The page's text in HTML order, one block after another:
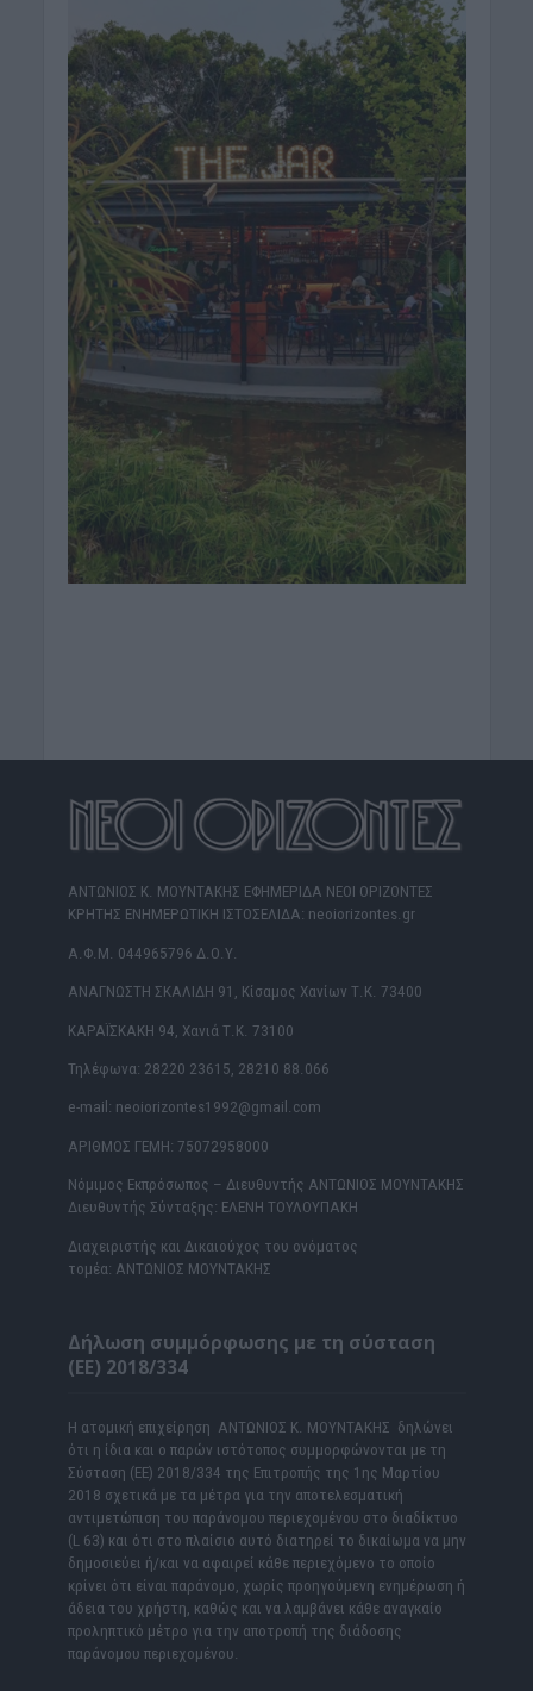
ΑΝΤΩΝΙΟΣ Κ. ΜΟΥΝΤΑΚΗΣ ΕΦΗΜΕΡΙΔΑ ΝΕΟΙ ΟΡΙΖΟΝΤΕΣ
ΚΡΗΤΗΣ ΕΝΗΜΕΡΩΤΙΚΗ ΙΣΤΟΣΕΛΙΔΑ: neoiorizontes.gr
Α.Φ.Μ. 044965796 Δ.Ο.Υ.
ΑΝΑΓΝΩΣΤΗ ΣΚΑΛΙΔΗ 91, Κίσαμος Χανίων Τ.Κ. 73400
ΚΑΡΑΪΣΚΑΚΗ 94, Χανιά Τ.Κ. 73100
Τηλέφωνα: 28220 23615, 28210 88.066
e-mail: neoiorizontes1992@gmail.com
ΑΡΙΘΜΟΣ ΓΕΜΗ: 75072958000
Νόμιμος Εκπρόσωπος – Διευθυντής ΑΝΤΩΝΙΟΣ ΜΟΥΝΤΑΚΗΣ
Διευθυντής Σύνταξης: ΕΛΕΝΗ ΤΟΥΛΟΥΠΑΚΗ
Διαχειριστής και Δικαιούχος του ονόματος
τομέα: ΑΝΤΩΝΙΟΣ ΜΟΥΝΤΑΚΗΣ
Δήλωση συμμόρφωσης με τη σύσταση
(ΕΕ) 2018/334
Η ατομική επιχείρηση ΑΝΤΩΝΙΟΣ Κ. ΜΟΥΝΤΑΚΗΣ δηλώνει
ότι η ίδια και ο παρών ιστότοπος συμμορφώνονται με τη
Σύσταση (ΕΕ) 2018/334 της Επιτροπής της 1ης Μαρτίου
2018 σχετικά με τα μέτρα για την αποτελεσματική
αντιμετώπιση του παράνομου περιεχομένου στο διαδίκτυο
(L 63) και ότι στο πλαίσιο αυτό διατηρεί το δικαίωμα να μην
δημοσιεύει ή/και να αφαιρεί κάθε περιεχόμενο το οποίο
κρίνει ότι είναι παράνομο, χωρίς προηγούμενη ενημέρωση ή
άδεια του χρήστη, καθώς και να λαμβάνει κάθε αναγκαίο
προληπτικό μέτρο για την αποτροπή της διάδοσης
παράνομου περιεχομένου.